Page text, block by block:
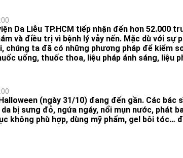
Da Liễu TP.HCM tiếp nhận đến hơn 52.000
và điều trị vì bệnh lý vảy nến. Mặc dù với sự
chúng ta đã có những phương pháp để kiểm
uống, thuốc thoa, liệu pháp ánh sáng, liệu
(ngày 31/10) đang đến gần. Các bác
bị sưng đỏ, ngứa ngáy, nổi mụn nước, phát
không phù hợp, dùng mỹ phẩm, gel bôi tóc…